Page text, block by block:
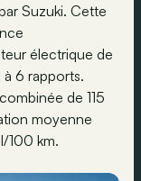
Suzuki. Cette
électrique de
6 rapports.
de 115
moyenne
100 km.